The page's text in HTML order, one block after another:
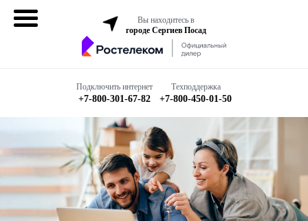
Вы находитесь в
городе Сергиев Посад
Подключить интернет
+7-800-301-67-82
Техподдержка
+7-800-450-01-50
Интернет + ТВ
Все в одном
Все тарифы
Мобильная